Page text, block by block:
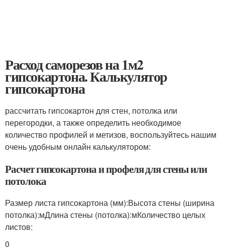
Расход саморезов на 1м2
гипсокартона. Калькулятор
гипсокартона
рассчитать гипсокартон для стен, потолка или
перегородки, а также определить необходимое
количество профилей и метизов, воспользуйтесь нашим
очень удобным онлайн калькулятором:
Расчет гипсокартона и профеля для стены или
потолока
Размер листа гипсокартона (мм):Высота стены (ширина
потолка):мДлина стены (потолка):мКоличество целых
листов:
0